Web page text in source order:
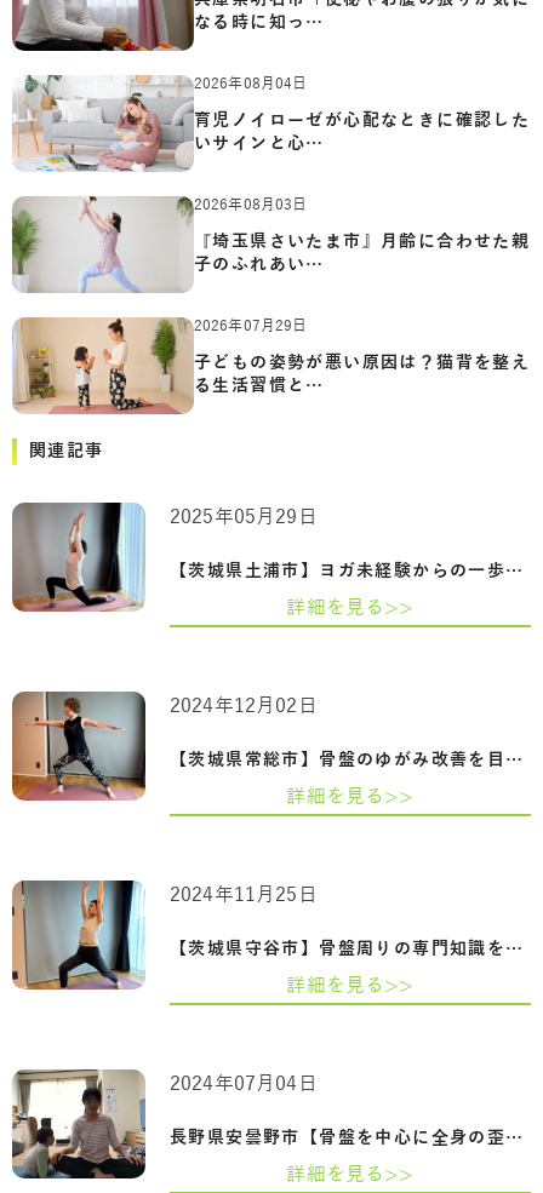
なる時に知っ…
2026年08月04日
育児ノイローゼが心配なときに確認した
いサインと心…
2026年08月03日
『埼玉県さいたま市』月齢に合わせた親
子のふれあい…
2026年07月29日
子どもの姿勢が悪い原因は？猫背を整え
る生活習慣と…
関連記事
【茨城県土浦市】ヨガ未経験からの一歩。…
2025年05月29日
詳細を見る>>
【茨城県常総市】骨盤のゆがみ改善を目指…
2024年12月02日
詳細を見る>>
【茨城県守谷市】骨盤周りの専門知識を習…
2024年11月25日
詳細を見る>>
長野県安曇野市【骨盤を中心に全身の歪み…
2024年07月04日
詳細を見る>>